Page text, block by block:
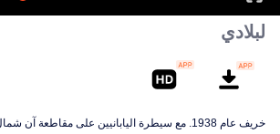
لبلادي
خريف عام 1938. مع سيطرة اليابانيين على مقاطعة